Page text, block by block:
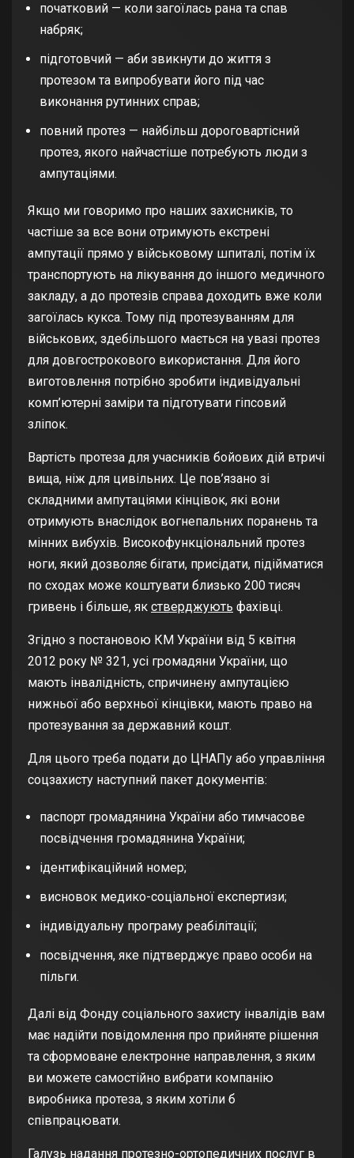
початковий — коли загоїлась рана та спав
набряк;
підготовчий — аби звикнути до життя з
протезом та випробувати його під час
виконання рутинних справ;
повний протез — найбільш дороговартісний
протез, якого найчастіше потребують люди з
ампутаціями.
Якщо ми говоримо про наших захисників, то
частіше за все вони отримують екстрені
ампутації прямо у військовому шпиталі, потім їх
транспортують на лікування до іншого медичного
закладу, а до протезів справа доходить вже коли
загоїлась кукса. Тому під протезуванням для
військових, здебільшого мається на увазі протез
для довгострокового використання. Для його
виготовлення потрібно зробити індивідуальні
комп’ютерні заміри та підготувати гіпсовий
зліпок.
Вартість протеза для учасників бойових дій втричі
вища, ніж для цивільних. Це пов’язано зі
складними ампутаціями кінцівок, які вони
отримують внаслідок вогнепальних поранень та
мінних вибухів. Високофункціональний протез
ноги, який дозволяє бігати, присідати, підійматися
по сходах може коштувати близько 200 тисяч
гривень і більше, як стверджують фахівці.
Згідно з постановою КМ України від 5 квітня
2012 року № 321, усі громадяни України, що
мають інвалідність, спричинену ампутацією
нижньої або верхньої кінцівки, мають право на
протезування за державний кошт.
Для цього треба подати до ЦНАПу або управління
соцзахисту наступний пакет документів:
паспорт громадянина України або тимчасове
посвідчення громадянина України;
ідентифікаційний номер;
висновок медико-соціальної експертизи;
індивідуальну програму реабілітації;
посвідчення, яке підтверджує право особи на
пільги.
Далі від Фонду соціального захисту інвалідів вам
має надійти повідомлення про прийняте рішення
та сформоване електронне направлення, з яким
ви можете самостійно вибрати компанію
виробника протеза, з яким хотіли б
співпрацювати.
Галузь надання протезно-ортопедичних послуг в